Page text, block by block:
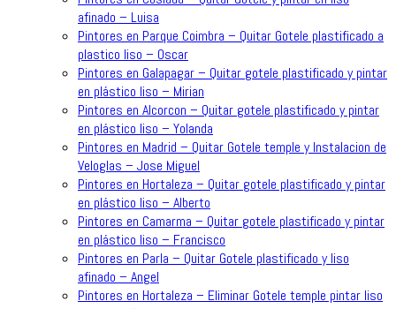
afinado – Luisa
Pintores en Parque Coimbra – Quitar Gotele plastificado a
plastico liso – Oscar
Pintores en Galapagar – Quitar gotele plastificado y pintar
en plástico liso – Mirian
Pintores en Alcorcon – Quitar gotele plastificado y pintar
en plástico liso – Yolanda
Pintores en Madrid – Quitar Gotele temple y Instalacion de
Veloglas – Jose Miguel
Pintores en Hortaleza – Quitar gotele plastificado y pintar
en plástico liso – Alberto
Pintores en Camarma – Quitar gotele plastificado y pintar
en plástico liso – Francisco
Pintores en Parla – Quitar Gotele plastificado y liso
afinado – Angel
Pintores en Hortaleza – Eliminar Gotele temple pintar liso